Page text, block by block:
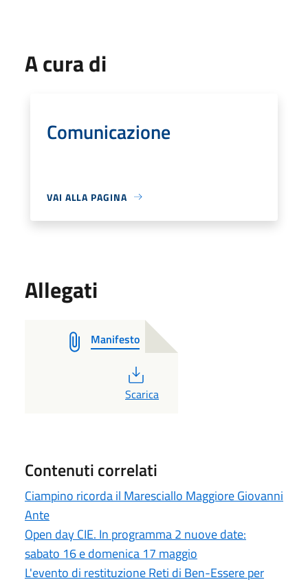
A cura di
Comunicazione
VAI ALLA PAGINA
Allegati
Manifesto
PDF
Scarica
Contenuti correlati
Ciampino ricorda il Maresciallo Maggiore Giovanni
Ante
Open day CIE. In programma 2 nuove date:
sabato 16 e domenica 17 maggio
L'evento di restituzione Reti di Ben-Essere per